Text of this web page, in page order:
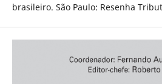
brasileiro. São Paulo: Resenha